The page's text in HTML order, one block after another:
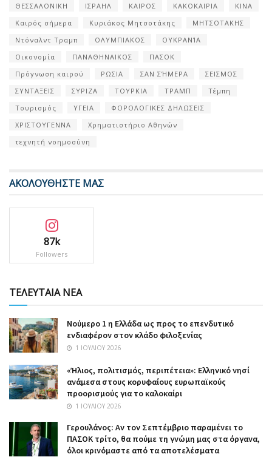
ΘΕΣΣΑΛΟΝΙΚΗ
ΙΣΡΑΗΛ ΚΑΙΡΟΣ ΚΑΚΟΚΑΙΡΙΑ
ΚΙΝΑ
Καιρός σήμερα
Κυριάκος Μητσοτάκης
ΜΗΤΣΟΤΑΚΗΣ
Ντόναλντ Τραμπ
ΟΛΥΜΠΙΑΚΟΣ
ΟΥΚΡΑΝΊΑ
Οικονομία
ΠΑΝΑΘΗΝΑΙΚΟΣ
ΠΑΣΟΚ
Πρόγνωση καιρού
ΡΩΣΙΑ ΣΑΝ ΣΉΜΕΡΑ
ΣΕΙΣΜΟΣ
ΣΥΝΤΑΞΕΙΣ
ΣΥΡΙΖΑ ΤΟΥΡΚΙΑ ΤΡΑΜΠ
Τέμπη
Τουρισμός
ΥΓΕΙΑ
ΦΟΡΟΛΟΓΙΚΕΣ ΔΗΛΩΣΕΙΣ
ΧΡΙΣΤΟΥΓΕΝΝΑ
Χρηματιστήριο Αθηνών
τεχνητή νοημοσύνη
ΑΚΟΛΟΥΘΗΣΤΕ ΜΑΣ
87k
Followers
ΤΕΛΕΥΤΑΙΑ ΝΕΑ
Nούμερο 1 η Ελλάδα ως προς το επενδυτικό
ενδιαφέρον στον κλάδο φιλοξενίας
1 ΙΟΥΛΊΟΥ 2026
«Ήλιος, πολιτισμός, περιπέτεια»: Ελληνικό νησί
ανάμεσα στους κορυφαίους ευρωπαϊκούς
προορισμούς για το καλοκαίρι
1 ΙΟΥΛΊΟΥ 2026
Γερουλάνος: Αν τον Σεπτέμβριο παραμένει το
ΠΑΣΟΚ τρίτο, θα πούμε τη γνώμη μας στα όργανα,
όλοι κρινόμαστε από τα αποτελέσματα